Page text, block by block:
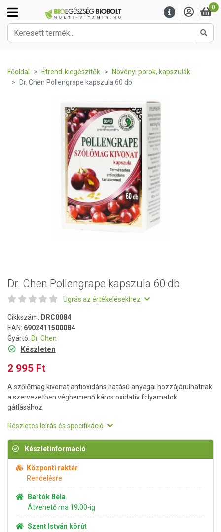
0
Főoldal Étrend-kiegészítők
Növényi porok, kapszulák
Dr. Chen Pollengrape kapszula 60 db
Dr. Chen Pollengrape kapszula 60 db
Ugrás az értékelésekhez
Cikkszám: DRC0084
EAN: 6902411500084
Gyártó: Dr. Chen
Készleten
2 995 Ft
A szőlőmag kivonat antioxidáns hatású anyagai hozzájárulhatnak
a szervezetben végbemenő káros oxidatív folyamatok
gátlásához.
Részletes leírás és specifikáció
Készletinformáció
Központi raktár
Rendelésre
Bartók Béla
Átvehető ma 19:00-ig
Szent István körút